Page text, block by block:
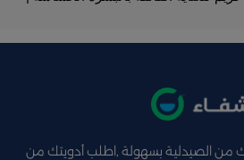
من الصيدلية بسهولة ,اطلب أدويتك من